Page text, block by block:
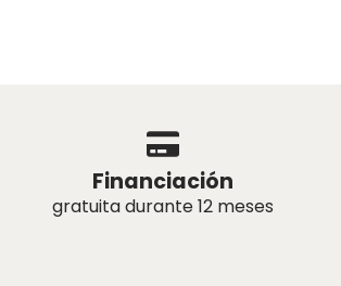
Financiación
gratuita durante 12 meses